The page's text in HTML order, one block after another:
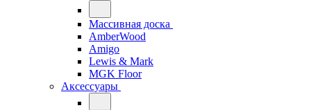
Массивная доска
AmberWood
Amigo
Lewis & Mark
MGK Floor
Аксессуары